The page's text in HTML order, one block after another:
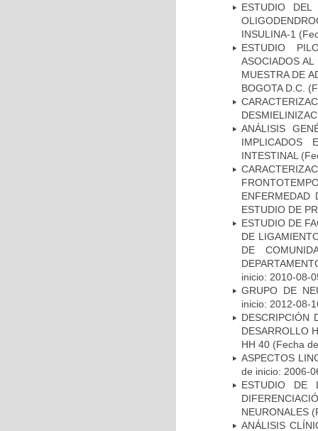
ESTUDIO
INSULINA-1
ESTUDIO
ASOCIADOS
MUESTRA DE
BOGOTA D.C.
ANÁLISIS
IMPLICADOS
INTESTINAL
ENFERMEDAD
ESTUDIO DE
ESTUDIO DE
DE
DE
inicio: 2010-08-
GRUPO DE
inicio: 2012-08-
DESCRIPCIÓN
DESARROLLO
HH 40 (Fecha
ASPECTOS
de inicio: 2006-
ESTUDIO DE
NEURONALES
ANÁLISIS